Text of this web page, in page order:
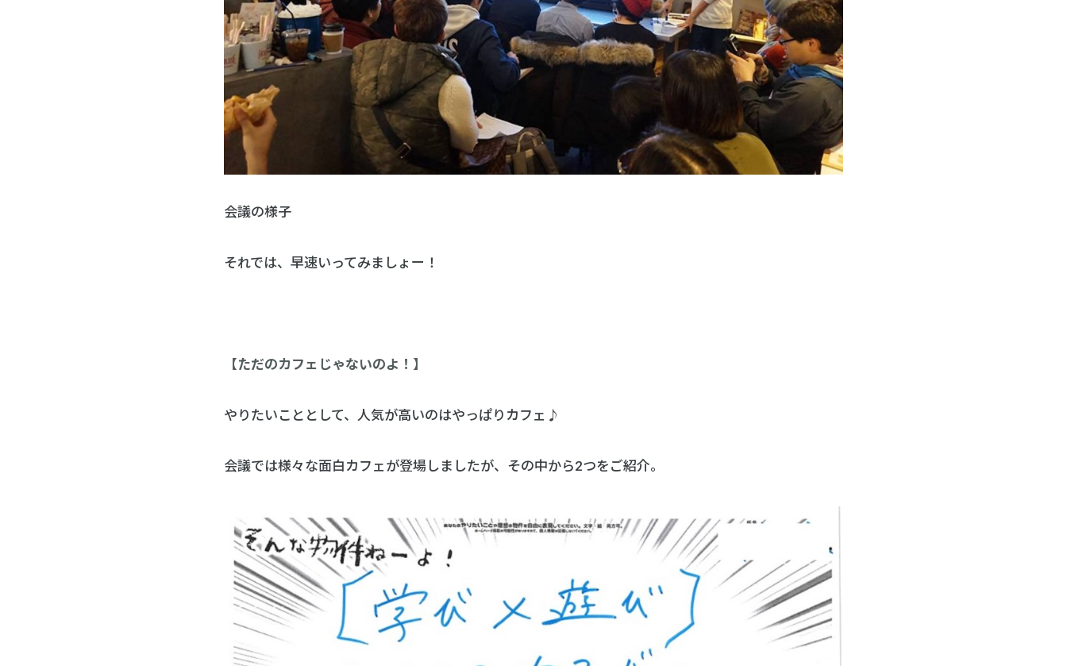
会議の様子
それでは、早速いってみましょー！
【ただのカフェじゃないのよ！】
やりたいこととして、人気が高いのはやっぱりカフェ♪
会議では様々な面白カフェが登場しましたが、その中から2つをご紹介。